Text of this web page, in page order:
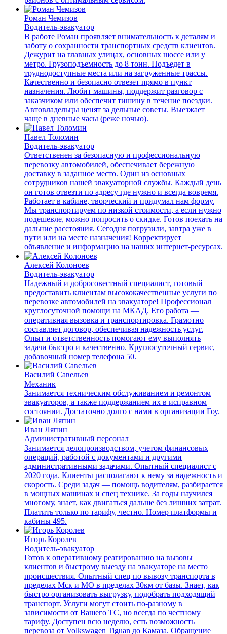
Роман Чемизов
Водитель-эвакуатор
В работе Роман проявляет внимательность к деталям и
заботу о сохранности транспортных средств клиентов.
Дежурит на главных улицах, основных шоссе или у
метро. Грузоподъемность до 8 тонн. Подъедет в
труднодоступные места или на загруженные трассы.
Качественно и безопасно отвезет прямо в пункт
назначения. Любит машины, поддержит разговор с
заказчиком или обеспечит тишину в течение поездки.
Автовладельцы ценят за дельные советы. Выезжает
чаще в дневные часы (реже ночью).
Павел Толомин
Водитель-эвакуатор
Ответственен за безопасную и профессиональную
перевозку автомобилей, обеспечивает бережную
доставку в заданное место. Один из основных
сотрудников нашей эвакуаторной службы. Каждый день
он готов отвезти по адресу где нужно и всегда вовремя.
Работает в кабине, творческий и придумал нам форму.
Мы транспортируем по низкой стоимости, а если нужно
подешевле, можно попросить о скидке. Готов поехать на
дальние расстояния. Сегодня погрузили, завтра уже в
пути или на месте назначения! Корректирует
объявление и информацию на наших интернет-ресурсах.
Алексей Колоноев
Водитель-эвакуатор
Надежный и добросовестный специалист, готовый
предоставить клиентам высококачественные услуги по
перевозке автомобилей на эвакуаторе! Профессионал
круглосуточной помощи на МКАД. Его работа —
оперативная вызовка и транспортировка. Грамотно
составляет договор, обеспечивая надежность услуг.
Опыт и ответственность помогают ему выполнять
задачи быстро и качественно. Круглосуточный сервис,
добавочный номер телефона 50.
Василий Савельев
Механик
Занимается техническим обслуживанием и ремонтом
эвакуаторов, а также поддержанием их в исправном
состоянии. Достаточно долго с нами в организации Гоу.
Иван Ляпин
Административный персонал
Занимается делопроизводством, учетом финансовых
операций, работой с документами и другими
административными задачами. Опытный специалист с
2020 года. Клиенты располагают к нему за надежность и
скорость. Среди задач — помощь водителям, разбирается
в мощных машинах и спец технике. За годы научился
многому, знает, как двигаться дальше без лишних затрат.
Платить только по тарифу, честно. Номер платформы и
кабины 495.
Игорь Королев
Водитель-эвакуатор
Готов к оперативному реагированию на вызовы
клиентов и быстрому выезду на эвакуаторе на место
происшествия. Опытный спец по вывозу транспорта в
пределах Мск и МО в пределах 30км от базы. Знает, как
быстро организовать выгрузку, подобрать подходящий
транспорт. Услуги могут стоить по-разному в
зависимости от Вашего ТС, но всегда по честному
тарифу. Доступен всю неделю, есть возможность
перевоза от Volkswagen Tiguan до Камаза. Обращение